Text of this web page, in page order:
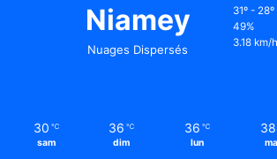
Niamey
Nuages Dispersés
31º - 28º
49%
3.18 km/h
30 ℃
sam
36 ℃
dim
36 ℃
lun
38